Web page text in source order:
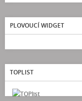
PLOVOUCÍ WIDGET
TOPLIST